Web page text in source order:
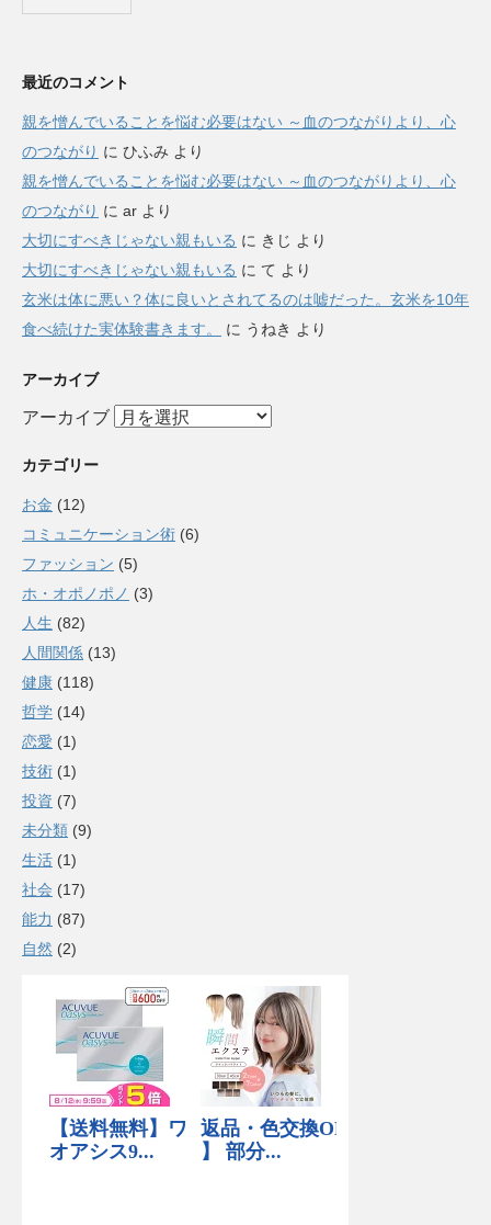
最近のコメント
親を憎んでいることを悩む必要はない ～血のつながりより、心
のつながり に ひふみ より
親を憎んでいることを悩む必要はない ～血のつながりより、心
のつながり に ar より
大切にすべきじゃない親もいる に きじ より
大切にすべきじゃない親もいる に て より
玄米は体に悪い？体に良いとされてるのは嘘だった。玄米を10年
食べ続けた実体験書きます。
に うねき より
アーカイブ
アーカイブ
カテゴリー
お金 (12)
コミュニケーション術 (6)
ファッション (5)
ホ・オポノポノ (3)
人生 (82)
人間関係 (13)
健康 (118)
哲学 (14)
恋愛 (1)
技術 (1)
投資 (7)
未分類 (9)
生活 (1)
社会 (17)
能力 (87)
自然 (2)